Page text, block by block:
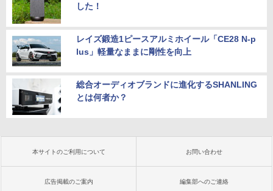
した！
レイズ鍛造1ピースアルミホイール「CE28 N-p
lus」軽量なままに剛性を向上
総合オーディオブランドに進化するSHANLING
とは何者か？
本サイトのご利用について お問い合わせ
広告掲載のご案内 編集部へのご連絡